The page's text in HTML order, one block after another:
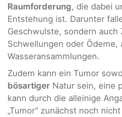
Raumforderung, die dabei
Entstehung ist. Darunter
Geschwulste, sondern
Schwellungen oder Ödeme,
Wasseransammlungen.
Zudem kann ein Tumor
bösartiger Natur sein, eine
kann durch die alleinige
„Tumor“ zunächst noch